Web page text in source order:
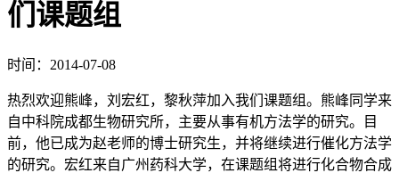
们课题组
时间：2014-07-08
热烈欢迎熊峰，刘宏红，黎秋萍加入我们课题组。熊峰同学来
自中科院成都生物研究所，主要从事有机方法学的研究。目
前，他已成为赵老师的博士研究生，并将继续进行催化方法学
的研究。宏红来自广州药科大学，在课题组将进行化合物合成